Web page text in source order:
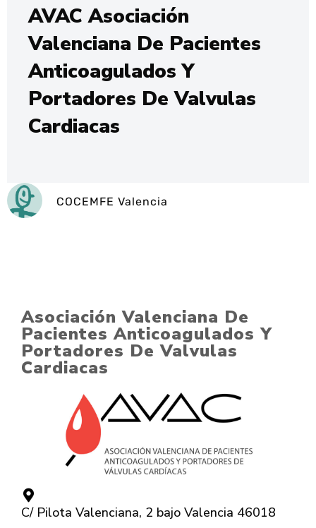
AVAC Asociación
Valenciana De Pacientes
Anticoagulados Y
Portadores De Valvulas
Cardiacas
COCEMFE Valencia
Asociación Valenciana De
Pacientes Anticoagulados Y
Portadores De Valvulas
Cardiacas
C/ Pilota Valenciana, 2 bajo Valencia 46018